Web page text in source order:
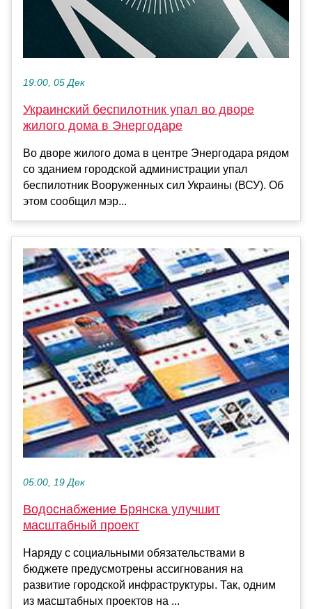
19:00, 05 Дек
Украинский беспилотник упал во дворе
жилого дома в Энергодаре
Во дворе жилого дома в центре Энергодара рядом
со зданием городской администрации упал
беспилотник Вооруженных сил Украины (ВСУ). Об
этом сообщил мэр...
05:00, 19 Дек
Водоснабжение Брянска улучшит
масштабный проект
Наряду с социальными обязательствами в
бюджете предусмотрены ассигнования на
развитие городской инфраструктуры. Так, одним
из масштабных проектов на ...